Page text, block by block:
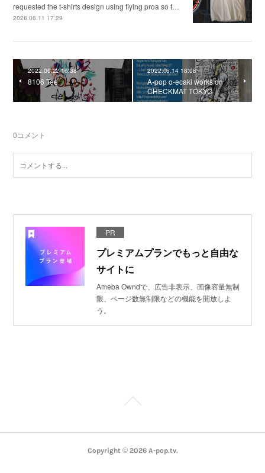
requested the t-shirts design using flying proa so t…
2026.06.11 17:29
2022.06.22 16:38
8106 Tee
2022.06.14 18:08
A-pop o-ecaki works on
CHECKMAT TOKYO
0コメント
PR
プレミアムプランでもっと自由な
サイトに
Ameba Owndで、広告非表示、画像容量無制
限、ページ数無制限などの機能を開放しよ
う。
Copyright © 2026 A-pop.tv.